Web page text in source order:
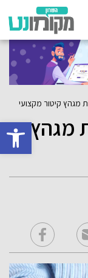
פתח
מגהץ קיטור מקצועי
מגהץ